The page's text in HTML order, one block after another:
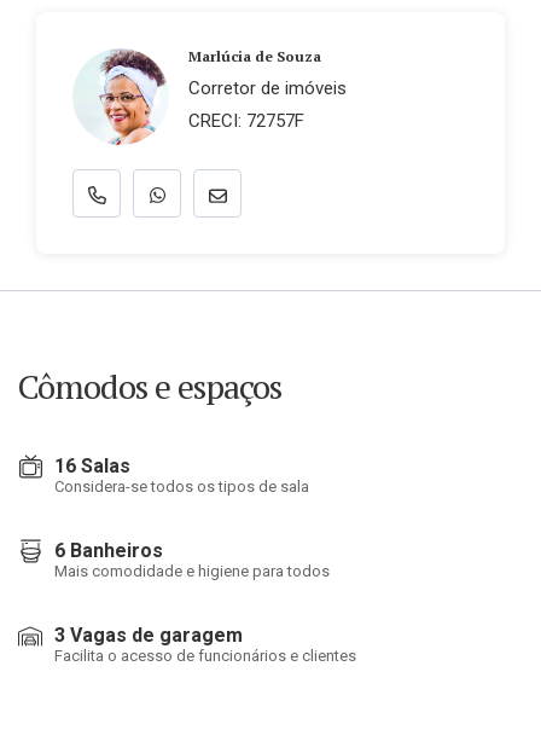
Marlúcia de Souza
Corretor de imóveis
CRECI: 72757F
Cômodos e espaços
16 Salas
Considera-se todos os tipos de sala
6 Banheiros
Mais comodidade e higiene para todos
3 Vagas de garagem
Facilita o acesso de funcionários e clientes